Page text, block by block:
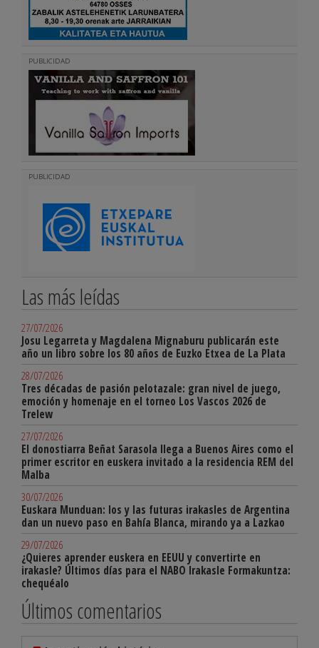
PUBLICIDAD
PUBLICIDAD
Las más leídas
27/07/2026
Josu Legarreta y Magdalena Mignaburu publicarán este
año un libro sobre los 80 años de Euzko Etxea de La Plata
28/07/2026
Tres décadas de pasión pelotazale: gran nivel de juego,
emoción y homenaje en el torneo Los Vascos 2026 de
Trelew
27/07/2026
El donostiarra Beñat Sarasola llega a Buenos Aires como el
primer escritor en euskera invitado a la residencia REM del
Malba
30/07/2026
Euskara Munduan: los y las futuras irakasles de Argentina
dan un nuevo paso en Bahía Blanca, mirando ya a Lazkao
29/07/2026
¿Quieres aprender euskera en EEUU y convertirte en
irakasle? Últimos días para el NABO Irakasle Formakuntza:
chequéalo
Últimos comentarios